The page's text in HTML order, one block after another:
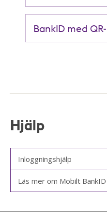
BankID med
Hjälp
Inloggningshjälp
Läs mer om Mobilt